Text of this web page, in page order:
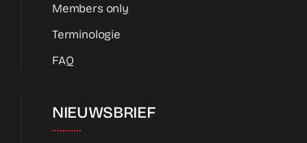
Members only
Terminologie
FAQ
NIEUWSBRIEF